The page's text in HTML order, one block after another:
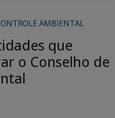
AMBIENTAL
que
o Conselho de